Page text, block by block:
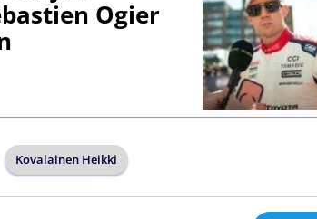
Ogier
Kovalainen Heikki